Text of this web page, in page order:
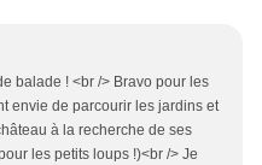
balade ! <br /> Bravo pour les
envie de parcourir les jardins et
à la recherche de ses
les petits loups !)<br /> Je